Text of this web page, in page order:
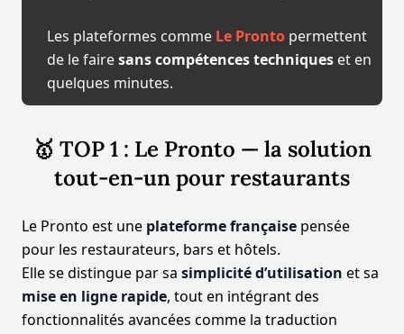
Les plateformes comme Le Pronto permettent
de le fairesans compétences techniques et en
quelques minutes.
🥇 TOP 1 : Le Pronto — la solution
tout-en-un pour restaurants
Le Pronto est une plateforme française pensée
pour les restaurateurs, bars et hôtels.
Elle se distingue par sa simplicité d’utilisation et sa
mise en ligne rapide, tout en intégrant des
fonctionnalités avancées comme la traduction